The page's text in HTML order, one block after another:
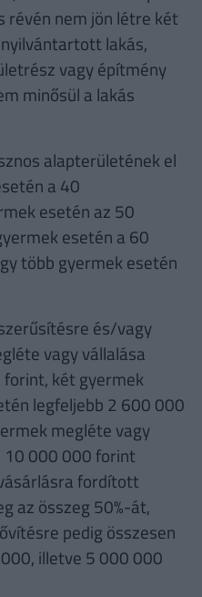
nem jön létre két
lakás,
vagy építmény
minősül a lakás
alapterületének el
a 40
esetén az 50
esetén a 60
több gyermek esetén
és/vagy
vagy vállalása
két gyermek
legfeljebb 2 600 000
megléte vagy
10 000 000 forint
fordított
az összeg 50%-át,
pedig összesen
illetve 5 000 000